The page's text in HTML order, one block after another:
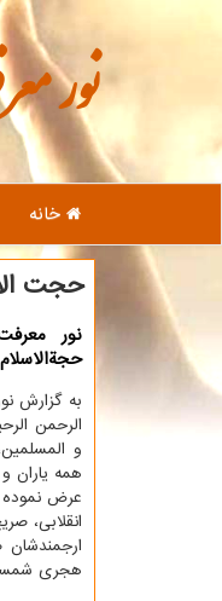
نور
خانه
حجت
نور
به گزارش
الرحمن
و
همه یاران
عرض نموده
انقلابی،
هجری